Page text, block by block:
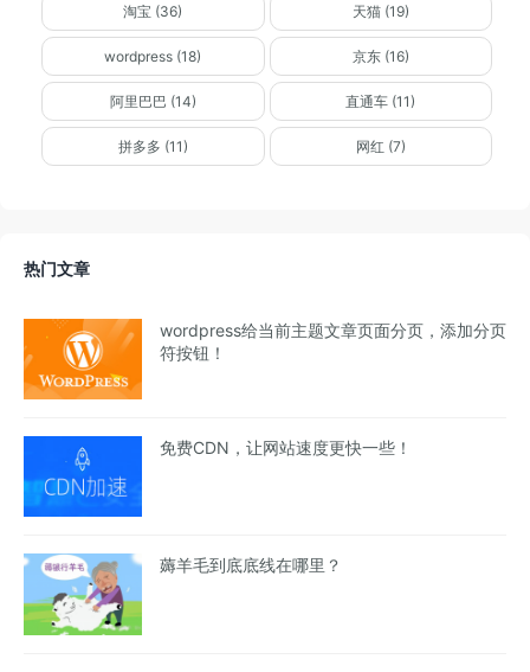
淘宝 (36) 天猫 (19)
wordpress (18) 京东 (16)
阿里巴巴 (14) 直通车 (11)
拼多多 (11) 网红 (7)
热门文章
wordpress给当前主题文章页面分页，添加分页
符按钮！
免费CDN，让网站速度更快一些！
薅羊毛到底底线在哪里？